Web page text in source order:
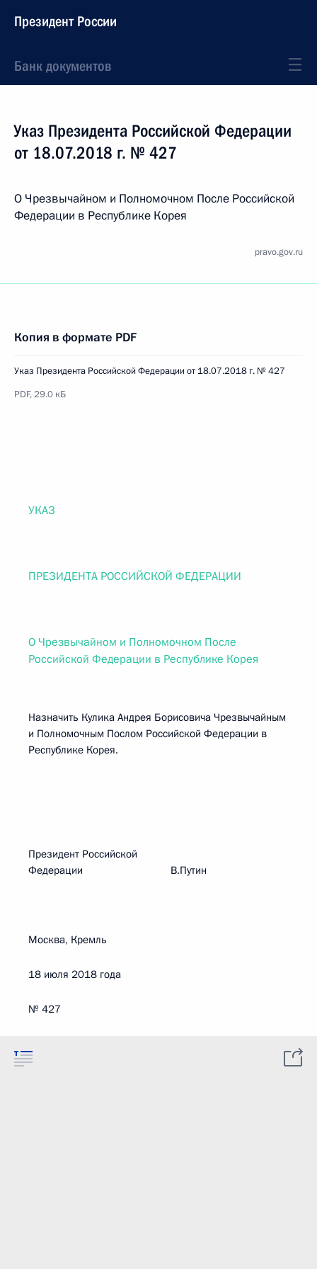
Президент России
Банк документов
Указ Президента Российской Федерации
от 18.07.2018 г. № 427
О Чрезвычайном и Полномочном После Российской
Федерации в Республике Корея
pravo.gov.ru
Копия в формате PDF
Указ Президента Российской Федерации от 18.07.2018 г. № 427
PDF, 29.0 кБ
УКАЗ
ПРЕЗИДЕНТА РОССИЙСКОЙ ФЕДЕРАЦИИ
О Чрезвычайном и Полномочном После
Российской Федерации в Республике Корея
Назначить Кулика Андрея Борисовича Чрезвычайным
и Полномочным Послом Российской Федерации в
Республике Корея.
Президент Российской
Федерации В.Путин
Москва, Кремль
18 июля 2018 года
№ 427